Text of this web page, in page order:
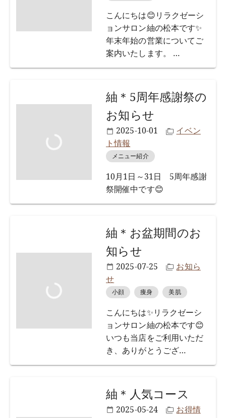
こんにちは😊リラクゼーシ
ョンサロン紬の松本です✨
年末年始の営業についてご
案内いたします。 …
紬＊5周年感謝祭の
お知らせ
2025-10-01
イベン
ト情報
メニュー紹介
10月1日～31日 5周年感謝
祭開催中です😊
紬＊お盆期間のお
知らせ
2025-07-25
お知ら
せ
小顔 痩身 美肌
こんにちは✨リラクゼーシ
ョンサロン紬の松本です😊
いつも当店をご利用いただ
き、ありがとうござ…
紬＊人気コース
2025-05-24
お得情